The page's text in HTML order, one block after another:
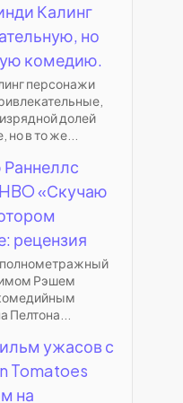
Калинг
но
комедию.
персонажи
долей
в то же...
«Скучаю
рецензия
Рэшем
ужасов с
Tomatoes
на